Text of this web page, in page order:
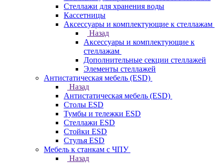
Стеллажи для хранения воды
Кассетницы
Аксесcуары и комплектующие к стеллажам
Назад
Аксесcуары и комплектующие к
стеллажам
Дополнительные секции стеллажей
Элементы стеллажей
Антистатическая мебель (ESD)
Назад
Антистатическая мебель (ESD)
Столы ESD
Тумбы и тележки ESD
Стеллажи ESD
Стойки ESD
Стулья ESD
Мебель к станкам с ЧПУ
Назад